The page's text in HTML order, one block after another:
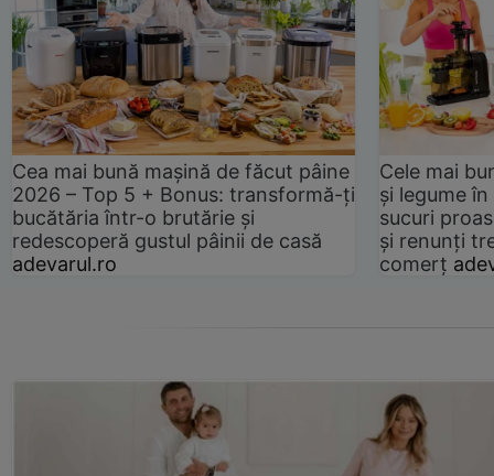
Cea mai bună mașină de făcut pâine
2026 – Top 5 + Bonus: transformă-ți
bucătăria într-o brutărie și
redescoperă gustul pâinii de casă
adevarul.ro
Cele mai
și legume
sucuri
și renunți
comerț